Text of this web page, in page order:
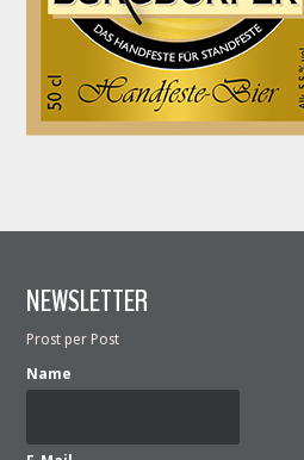
NEWSLETTER
Prost per Post
Name